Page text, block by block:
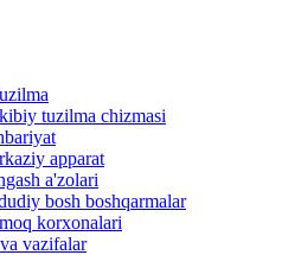
tuzilma chizmasi
apparat
a'zolari
bosh boshqarmalar
korxonalari
vazifalar